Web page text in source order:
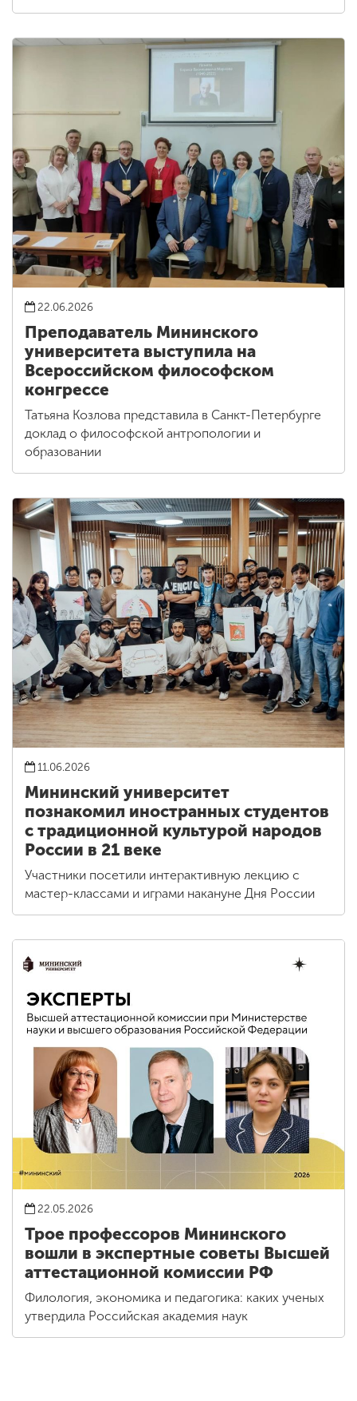
22.06.2026
Преподаватель Мининского
университета выступила на
Всероссийском философском
конгрессе
Татьяна Козлова представила в Санкт-Петербурге
доклад о философской антропологии и
образовании
11.06.2026
Мининский университет
познакомил иностранных студентов
с традиционной культурой народов
России в 21 веке
Участники посетили интерактивную лекцию с
мастер-классами и играми накануне Дня России
22.05.2026
Трое профессоров Мининского
вошли в экспертные советы Высшей
аттестационной комиссии РФ
Филология, экономика и педагогика: каких ученых
утвердила Российская академия наук